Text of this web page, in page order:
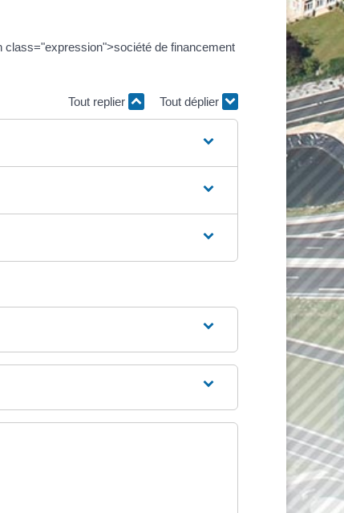
de financement
Tout replier Tout déplier